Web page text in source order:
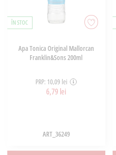
ÎN STOC
Apa Tonica Original Mallorcan
Franklin&Sons 200ml
PRP: 10,09 lei
6,79 lei
ART_36249